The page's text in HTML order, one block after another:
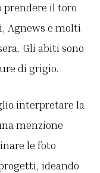
prendere il toro
Agnews e molti
Gli abiti sono
di grigio.
interpretare la
menzione
le foto
ideando